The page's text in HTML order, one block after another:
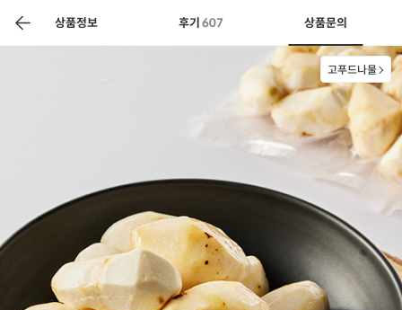
상품정보 후기 607 상품문의
농축산물할인 찬들마루 고객센터
고푸드나물